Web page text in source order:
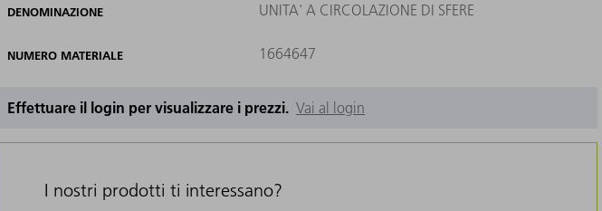
DENOMINAZIONE UNITA' A CIRCOLAZIONE DI SFERE
NUMERO MATERIALE 1664647
Effettuare il login per visualizzare i prezzi. Vai al login
I nostri prodotti ti interessano?